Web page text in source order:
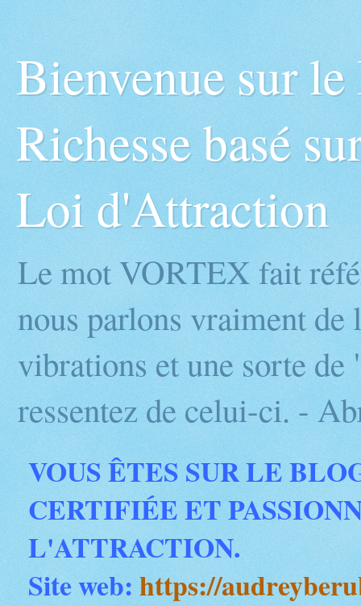
Bienvenue sur
Richesse basé
Loi d'Attraction
Le mot VORTEX fait
nous parlons vraiment
vibrations et une sorte
ressentez de celui-ci. -
VOUS ÊTES SUR LE
CERTIFIÉE ET
L'ATTRACTION.
Site web:https://